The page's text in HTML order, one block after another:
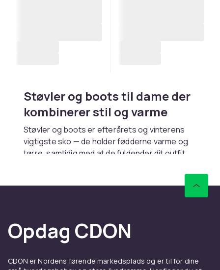
Støvler og boots til dame der
kombinerer stil og varme
Støvler og boots er efterårets og vinterens
vigtigste sko — de holder fødderne varme og
tørre, samtidig med at de fuldender dit outfit.
forede vinterstøvler og trendy Chelsea-boots.
Vores modeller fås i læder, ruskind, syntet og
nemt at opdatere garderoben.
Forskellige støvler til
forskellige lejligheder
Opdag CDON
CDON er Nordens førende markedsplads og er til for dine